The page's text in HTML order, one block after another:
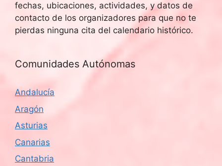
fechas, ubicaciones, actividades, y datos de
contacto de los organizadores para que no te
pierdas ninguna cita del calendario histórico.
Comunidades Autónomas
Andalucía
Aragón
Asturias
Canarias
Cantabria